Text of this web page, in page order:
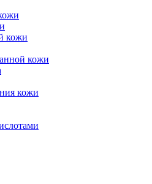
кожи
кожи
кожи